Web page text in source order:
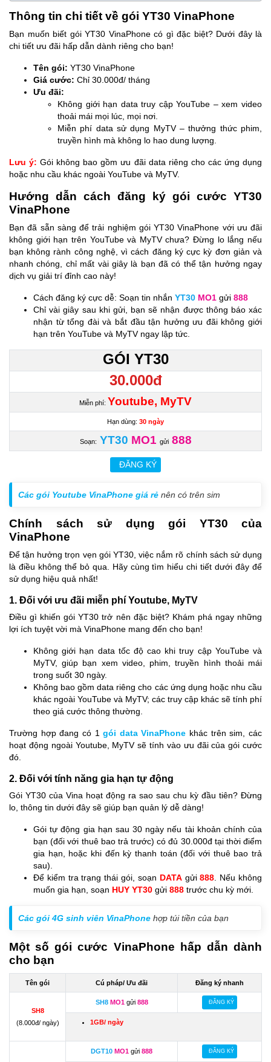
Thông tin chi tiết về gói YT30 VinaPhone
Bạn muốn biết gói YT30 VinaPhone có gì đặc biệt? Dưới đây là
chi tiết ưu đãi hấp dẫn dành riêng cho bạn!
Tên gói: YT30 VinaPhone
Giá cước: Chỉ 30.000đ/ tháng
Ưu đãi:
Không giới hạn data truy cập YouTube – xem video
thoải mái mọi lúc, mọi nơi.
Miễn phí data sử dụng MyTV – thưởng thức phim,
truyền hình mà không lo hao dung lượng.
Lưu ý: Gói không bao gồm ưu đãi data riêng cho các ứng dụng
hoặc nhu cầu khác ngoài YouTube và MyTV.
Hướng dẫn cách đăng ký gói cước YT30
VinaPhone
Bạn đã sẵn sàng để trải nghiệm gói YT30 VinaPhone với ưu đãi
không giới hạn trên YouTube và MyTV chưa? Đừng lo lắng nếu
bạn không rành công nghệ, vì cách đăng ký cực kỳ đơn giản và
nhanh chóng, chỉ mất vài giây là bạn đã có thể tận hưởng ngay
dịch vụ giải trí đỉnh cao này!
Cách đăng ký cực dễ: Soạn tin nhắn YT30 MO1 gửi 888
Chỉ vài giây sau khi gửi, bạn sẽ nhận được thông báo xác
nhận từ tổng đài và bắt đầu tận hưởng ưu đãi không giới
hạn trên YouTube và MyTV ngay lập tức.
GÓI YT30
30.000đ
Miễn phí: Youtube, MyTV
Hạn dùng: 30 ngày
Soạn: YT30 MO1 gửi 888
ĐĂNG KÝ
Các gói Youtube VinaPhone giá rẻ nên có trên sim
Chính sách sử dụng gói YT30 của
VinaPhone
Để tận hưởng trọn vẹn gói YT30, việc nắm rõ chính sách sử dụng
là điều không thể bỏ qua. Hãy cùng tìm hiểu chi tiết dưới đây để
sử dụng hiệu quả nhất!
1. Đối với ưu đãi miễn phí Youtube, MyTV
Điều gì khiến gói YT30 trở nên đặc biệt? Khám phá ngay những
lợi ích tuyệt vời mà VinaPhone mang đến cho bạn!
Không giới hạn data tốc độ cao khi truy cập YouTube và
MyTV, giúp bạn xem video, phim, truyền hình thoải mái
trong suốt 30 ngày.
Không bao gồm data riêng cho các ứng dụng hoặc nhu cầu
khác ngoài YouTube và MyTV; các truy cập khác sẽ tính phí
theo giá cước thông thường.
Trường hợp đang có 1gói data VinaPhone khác trên sim, các
hoạt động ngoài Youtube, MyTV sẽ tính vào ưu đãi của gói cước
đó.
2. Đối với tính năng gia hạn tự động
Gói YT30 của Vina hoạt động ra sao sau chu kỳ đầu tiên? Đừng
lo, thông tin dưới đây sẽ giúp bạn quản lý dễ dàng!
Gói tự động gia hạn sau 30 ngày nếu tài khoản chính của
bạn (đối với thuê bao trả trước) có đủ 30.000đ tại thời điểm
gia hạn, hoặc khi đến kỳ thanh toán (đối với thuê bao trả
sau).
Để kiểm tra trạng thái gói, soạn DATAgửi888. Nếu không
muốn gia hạn, soạn HUY YT30 gửi 888 trước chu kỳ mới.
Các gói 4G sinh viên VinaPhone hợp túi tiền của bạn
Một số gói cước VinaPhone hấp dẫn dành
cho bạn
Tên gói Cú pháp/ Ưu đãi Đăng ký nhanh
SH8
(8.000đ/ ngày)
SH8 MO1 gửi 888 ĐĂNG KÝ
1GB/ ngày
DGT10 MO1 gửi 888 ĐĂNG KÝ